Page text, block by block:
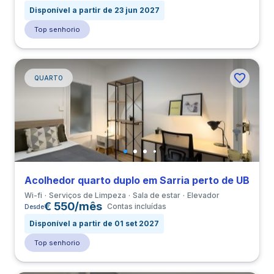
Disponível a partir de 23 jun 2027
Top senhorio
QUARTO
Acolhedor quarto duplo em Sarria perto de UB
Wi-fi Serviços de Limpeza Sala de estar Elevador
Desde€ 550/mês Contas incluídas
Disponível a partir de 01 set 2027
Top senhorio